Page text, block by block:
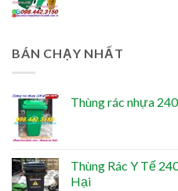
BÁN CHẠY NHẤT
Thùng rác nhựa
Thùng Rác Y Tế
Hại